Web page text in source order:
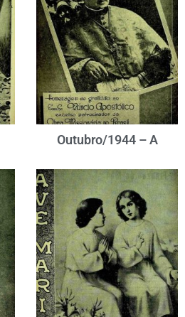
Outubro/1944 – A